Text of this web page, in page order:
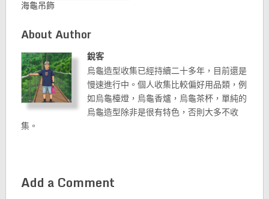
海龜吊飾
About Author
銳客
烏龜造型收集已經持續二十多年，目前還是
慢速進行中。個人收集比較偏好用品類，例
如烏龜檯燈，烏龜香爐，烏龜茶杯，單純的
烏龜造型除非是很有特色，否則大多不收
集。
Add a Comment